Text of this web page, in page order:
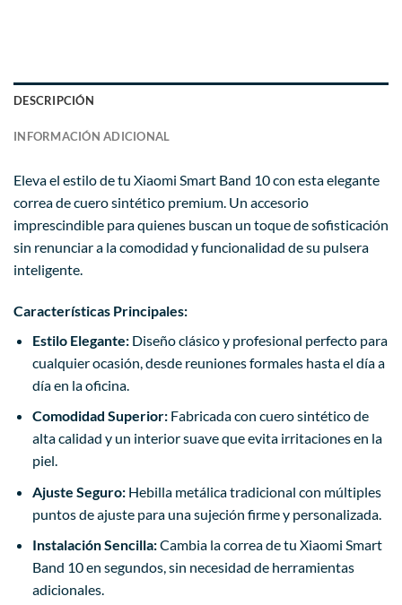
DESCRIPCIÓN
INFORMACIÓN ADICIONAL
Eleva el estilo de tu Xiaomi Smart Band 10 con esta elegante
correa de cuero sintético premium. Un accesorio
imprescindible para quienes buscan un toque de sofisticación
sin renunciar a la comodidad y funcionalidad de su pulsera
inteligente.
Características Principales:
Estilo Elegante:Diseño clásico y profesional perfecto para
cualquier ocasión, desde reuniones formales hasta el día a
día en la oficina.
Comodidad Superior:Fabricada con cuero sintético de
alta calidad y un interior suave que evita irritaciones en la
piel.
Ajuste Seguro:Hebilla metálica tradicional con múltiples
puntos de ajuste para una sujeción firme y personalizada.
Instalación Sencilla:Cambia la correa de tu Xiaomi Smart
Band 10 en segundos, sin necesidad de herramientas
adicionales.